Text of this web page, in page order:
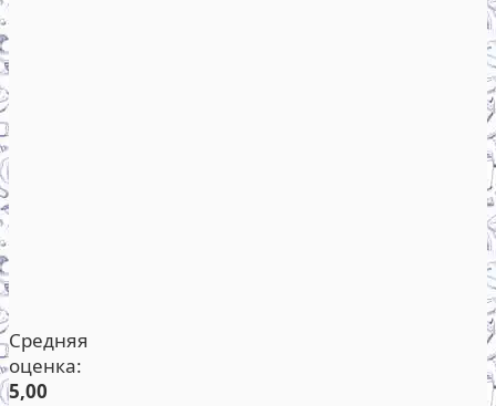
Средняя
оценка:
5,00